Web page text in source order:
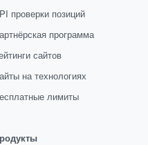
проверки позиций
программа
сайтов
на технологиях
лимиты